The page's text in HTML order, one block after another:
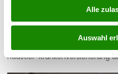
Alle
Auswahl
zurücklegen. Unvorhersehbare
schnell entstehen. Vor allem,
werden die Tierarztbesuche
Haustier-Krankenversicherung